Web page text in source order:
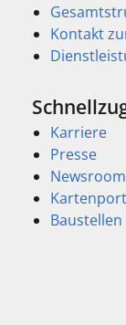
Kontakt
Karriere
Presse
Newsroom
Baustellen